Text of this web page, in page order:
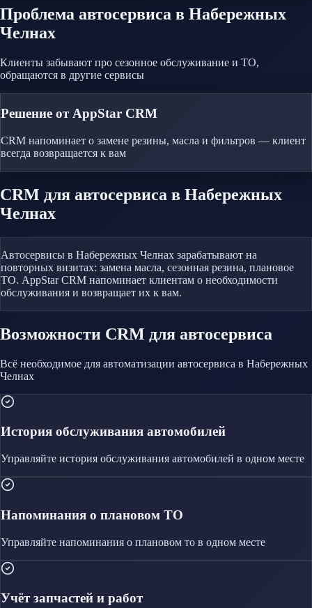
Проблема автосервиса в Набережных
Челнах
Клиенты забывают про сезонное обслуживание и ТО,
обращаются в другие сервисы
Решение от AppStar CRM
CRM напоминает о замене резины, масла и фильтров — клиент
всегда возвращается к вам
CRM для автосервиса в Набережных
Челнах
Автосервисы в Набережных Челнах зарабатывают на
повторных визитах: замена масла, сезонная резина, плановое
ТО. AppStar CRM напоминает клиентам о необходимости
обслуживания и возвращает их к вам.
Возможности CRM для автосервиса
Всё необходимое для автоматизации автосервиса в Набережных
Челнах
История обслуживания автомобилей
Управляйте история обслуживания автомобилей в одном месте
Напоминания о плановом ТО
Управляйте напоминания о плановом то в одном месте
Учёт запчастей и работ